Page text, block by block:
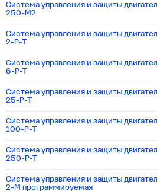
Система управления и защиты
250-M2
Система управления и защиты
2-P-T
Система управления и защиты
6-P-T
Система управления и защиты
25-P-T
Система управления и защиты
100-P-T
Система управления и защиты
250-P-T
Система управления и защиты
2-M программируемая